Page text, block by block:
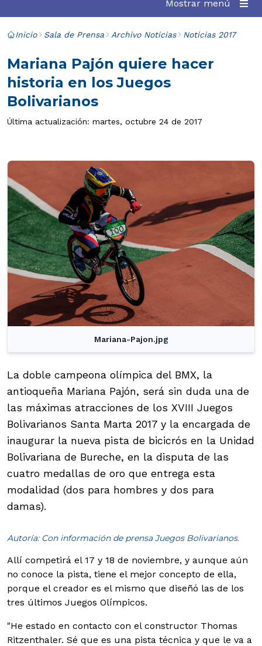
Mostrar menú
Inicio Sala de Prensa Archivo Noticias Noticias 2017
Mariana Pajón quiere hacer
historia en los Juegos
Bolivarianos
Última actualización: martes, octubre 24 de 2017
Mariana-Pajon.jpg
La doble campeona olímpica del BMX, la
antioqueña Mariana Pajón, será sin duda una de
las máximas atracciones de los XVIII Juegos
Bolivarianos Santa Marta 2017 y la encargada de
inaugurar la nueva pista de bicicrós en la Unidad
Bolivariana de Bureche, en la disputa de las
cuatro medallas de oro que entrega esta
modalidad (dos para hombres y dos para
damas).
Autoría: Con información de prensa Juegos Bolivarianos.
Allí competirá el 17 y 18 de noviembre, y aunque aún
no conoce la pista, tiene el mejor concepto de ella,
porque el creador es el mismo que diseñó las de los
tres últimos Juegos Olímpicos.
"He estado en contacto con el constructor Thomas
Ritzenthaler. Sé que es una pista técnica y que le va a